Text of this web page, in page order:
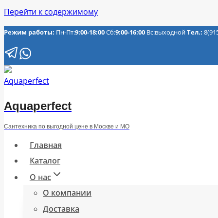
Перейти к содержимому
Режим работы: Пн-Пт:9:00-18:00Сб:9:00-16:00 Вс:выходнойТел.:
Aquaperfect
Сантехника по выгодной цене в Москве и МО
Главная
Каталог
О нас
О компании
Доставка